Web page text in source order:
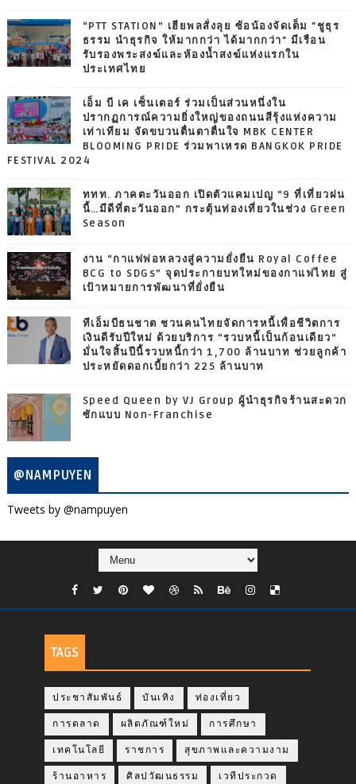
“PTT STATION” เฮียพลสั่งลุย ซ้อน้องจัดเต็ม "ชูธุร
ธรรม นำธุรกิจ ให้มากกว่า ได้มากกว่า" มีเรือน
รับรองพระสงฆ์และห้องน้ำสงฆ์แห่งแรกใน
ประเทศไทย
เอ็ม บี เค เซ็นเตอร์ ร่วมเป็นส่วนหนึ่งใน
ปรากฏการณ์ความยิ่งใหญ่ของถนนสีรุ้งแห่งความ
เท่าเทียม จัดขบวนตื่นตาตื่นใจ MBK CENTER
BLOOMING PRIDE ร่วมพาเหรด BANGKOK PRIDE
FESTIVAL 2024
ททท. ภาคตะวันออก เปิดตัวแคมเปญ “9 ที่เที่ยวฝน
นี้…มีดีที่ตะวันออก” กระตุ้นท่องเที่ยวในช่วง Green
Season
งาน “กาแฟพ่อหลวงสู่ความยั่งยืน Royal Coffee
BCG to SDGs” จุดประกายบทใหม่ของกาแฟไทย สู่
เป้าหมายการพัฒนาที่ยั่งยืน
ทีเอ็มบีธนชาต ชวนคนไทยจัดการหนี้เพื่อชีวิตการ
เงินดีรับปีใหม่ ด้วยบริการ “รวบหนี้เป็นก้อนเดียว”
มั่นใจสิ้นปีนี้รวบหนี้กว่า 1,700 ล้านบาท ช่วยลูกค้า
ประหยัดดอกเบี้ยกว่า 225 ล้านบาท
Speed Queen by VJ Group ผู้นำธุรกิจร้านสะดวก
ซักแบบ Non-Franchise
@NAMPUYEN
Tweets by @nampuyen
TAGS
ประชาสัมพันธ์ บันเทิง ท่องเที่ยว
การตลาด ผลิตภัณฑ์ใหม่ การศึกษา
เทคโนโลยี ราชการ สุขภาพและความงาม
ร้านอาหาร ศิลปวัฒนธรรม เวทีประกวด